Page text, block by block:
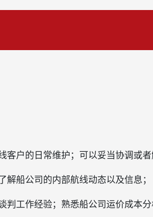
客户的日常维护；可以妥当协调或者
解船公司的内部航线动态以及信息；
判工作经验；熟悉船公司运价成本